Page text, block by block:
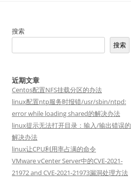
搜索
搜索
近期文章
Centos配置NFS挂载分区的办法
linux配置ntp服务时报错/usr/sbin/ntpd:
error while loading shared的解决办法
linux提示无法打开目录：输入/输出错误的
解决办法
linux让CPU利用率占满的命令
VMware vCenter Server中的CVE-2021-
21972 and CVE-2021-21973漏洞处理方法